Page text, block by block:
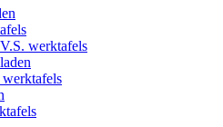
werktafels